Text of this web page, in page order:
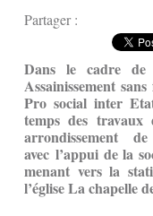
Partager :
Dans le cadre
Assainissement
Pro social inter
temps des travaux
arrondissement
avec l’appui de la
menant vers la
l’église La chapelle